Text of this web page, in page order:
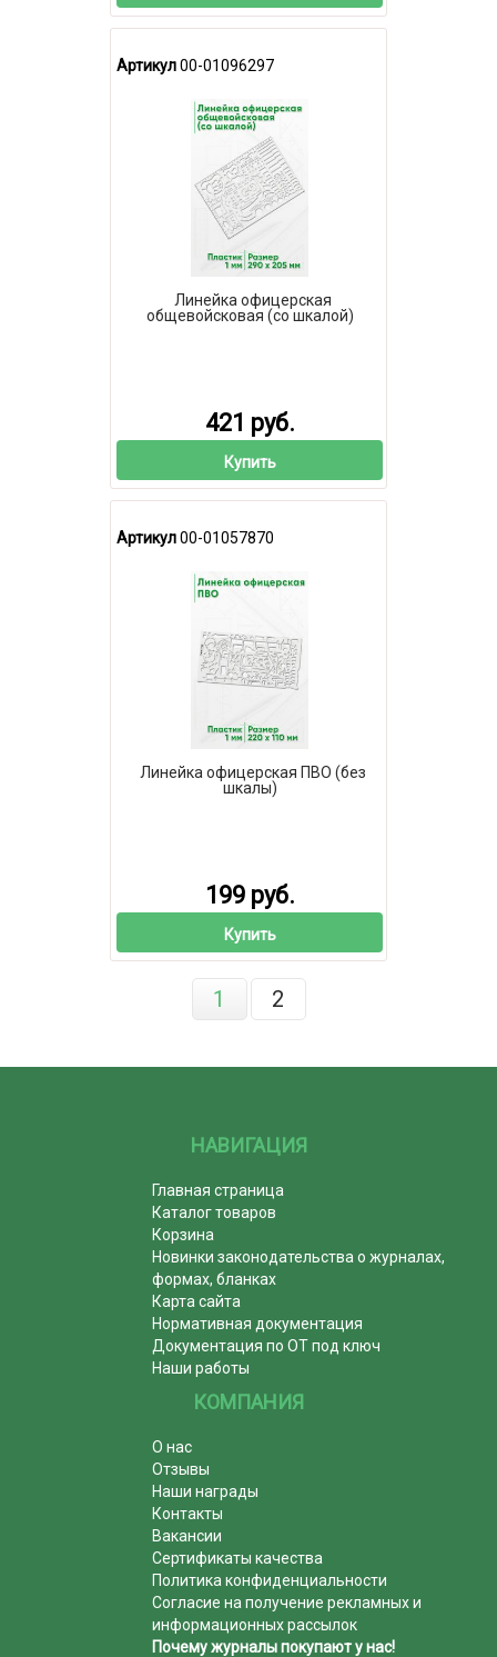
Артикул00-01096297
Линейка офицерская
общевойсковая (со шкалой)
421 руб.
Купить
Артикул00-01057870
Линейка офицерская ПВО (без
шкалы)
199 руб.
Купить
1 2
НАВИГАЦИЯ
Главная страница
Каталог товаров
Корзина
Новинки законодательства о журналах,
формах, бланках
Карта сайта
Нормативная документация
Документация по ОТ под ключ
Наши работы
КОМПАНИЯ
О нас
Отзывы
Наши награды
Контакты
Вакансии
Сертификаты качества
Политика конфиденциальности
Согласие на получение рекламных и
информационных рассылок
Почему журналы покупают у нас!